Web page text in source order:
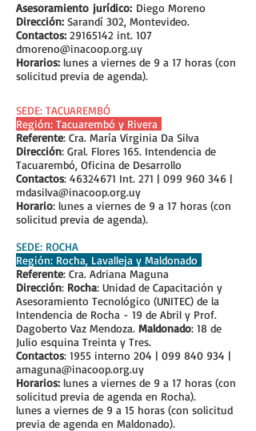
Asesoramiento jurídico: Diego Moreno
Dirección: Sarandí 302, Montevideo.
Contactos: 29165142 int. 107
dmoreno@inacoop.org.uy
Horarios: lunes a viernes de 9 a 17 horas (con
solicitud previa de agenda).
​SEDE: TACUAREMBÓ
Región: Tacuarembó y Rivera
Referente: Cra. María Virginia Da Silva
Dirección: Gral. Flores 165. Intendencia de
Tacuarembó, Oficina de Desarrollo
Contactos: 46324671 Int. 271 | 099 960 346 |
mdasilva@inacoop.org.uy
Horario: lunes a viernes de 9 a 17 horas (con
solicitud previa de agenda).
SEDE: ROCHA
Región: Rocha, Lavalleja y Maldonado
Referente: Cra. Adriana Maguna
Dirección: Rocha: Unidad de Capacitación y
Asesoramiento Tecnológico (UNITEC) de la
Intendencia de Rocha - 19 de Abril y Prof.
Dagoberto Vaz Mendoza. Maldonado: 18 de
Julio esquina Treinta y Tres.
Contactos: 1955 interno 204 | 099 840 934 |
amaguna@inacoop.org.uy
Horarios: lunes a viernes de 9 a 17 horas (con
solicitud previa de agenda en Rocha).
lunes a viernes de 9 a 15 horas (con solicitud
previa de agenda en Maldonado).